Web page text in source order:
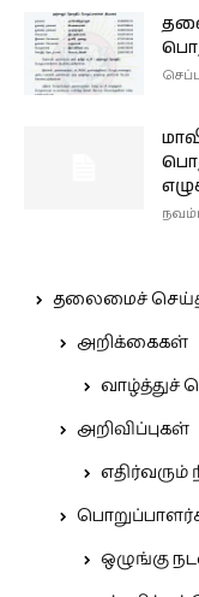
தலைமைச்
அறிக்கைகள்
வாழ்த்துச்
அறிவிப்புகள்
எதிர்வரும்
ஒழுங்கு